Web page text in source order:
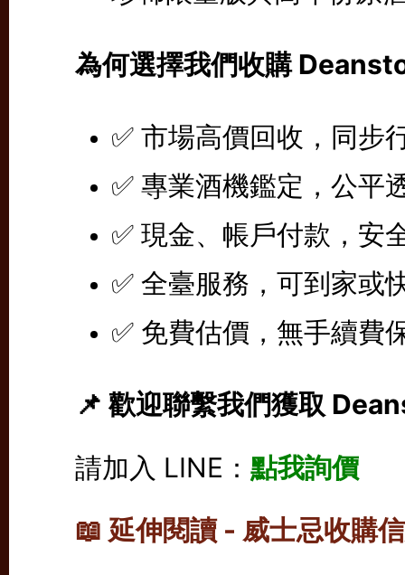
為何選擇我們收購
✅ 市場高價回收，同步
✅ 專業酒機鑑定，公平
✅ 現金、帳戶付款，安
✅ 全臺服務，可到家或
✅ 免費估價，無手續費
📌 歡迎聯繫我們獲取
請加入 LINE： 點我詢價
📖 延伸閱讀 - 威士忌收購